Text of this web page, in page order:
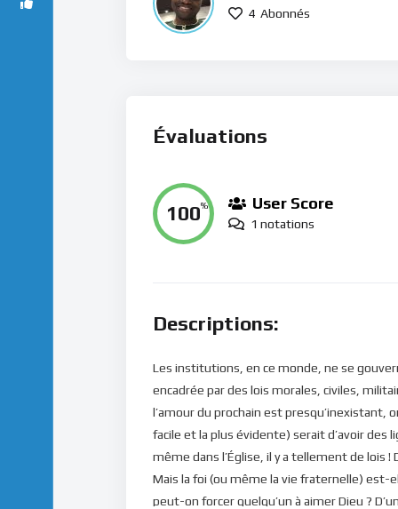
4 Abonnés
Évaluations
100% User Score
1 notations
Descriptions:
Les institutions, en ce monde, ne se
encadrée par des lois morales, civiles,
l’amour du prochain est presqu’inexistant,
facile et la plus évidente) serait d’avoir
même dans l’Église, il y a tellement de lois !
Mais la foi (ou même la vie fraternelle) est-
peut-on forcer quelqu’un à aimer Dieu ?